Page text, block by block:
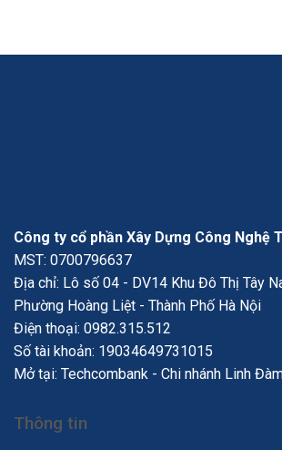
Công ty cổ phần Xây Dựng Công Nghệ
MST: 0700796637
Địa chỉ: Lô số 04 - DV14 Khu Đô Thị Tây
Phường Hoàng Liệt - Thành Phố Hà Nội
Điện thoại: 0982.315.512
Số tài khoản: 19034649731015
Mở tại: Techcombank - Chi nhánh Linh
Thông tin